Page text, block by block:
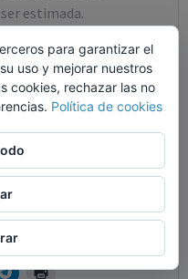
estimada.
para garantizar el
uso y mejorar nuestros
cookies, rechazar las no
Política de cookies